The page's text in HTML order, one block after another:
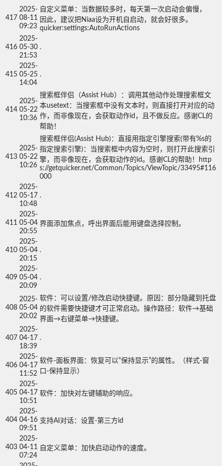
417
2025-
08-11
09:23
自定义菜单：当数据较多时，每天第一次启动会偏慢，
因此，建议把Niaa设为开机自启动，就会好很多。
quicker:settings:AutoRunActions
416
2025-
05-30
21:53
.
415
2025-
05-25
14:04
.
414
2025-
05-22
10:36
搜索框伴侣（Assist Hub）：调用其他动作处理搜索框文
本usetext：当搜索框中没有文本时，则直接打开对应的动
作，而非像现在，会获取动作id，且不做反应。感谢CL的
帮助！
413
2025-
05-22
10:26
搜索框伴侣(Assist Hub)：直接用指定引擎搜索(带有%s的
指定搜索引擎)：当搜索框中内容为空时，则打开此搜索引
擎，而非像现在，会获取动作的id。感谢CL的帮助！http
s://getquicker.net/Common/Topics/ViewTopic/33495#116
412
2025-
05-17
10:48
.
411
2025-
05-04
20:55
界面添加焦点，呼出界面后能用键盘选择控制。
410
2025-
05-04
20:15
.
409
2025-
05-04
20:09
.
408
2025-
05-04
20:02
软件：可以设置/修改启动快捷键。原因：部分隐藏到托盘
的软件需要快捷键才可正常启动。操作路径：软件→基础
界面→右键菜单→快捷键。
407
2025-
04-17
18:39
.
406
2025-
04-17
11:52
软件-面板界面：恢复可以“保持显示”的属性。（样式-窗
口-保持显示）
405
2025-
04-17
10:51
软件：加快对左键辅助的响应。
404
2025-
04-16
09:51
支持AI对话：设置-第三方id
403
2025-
04-11
07:24
自定义菜单：加快启动动作的速度。